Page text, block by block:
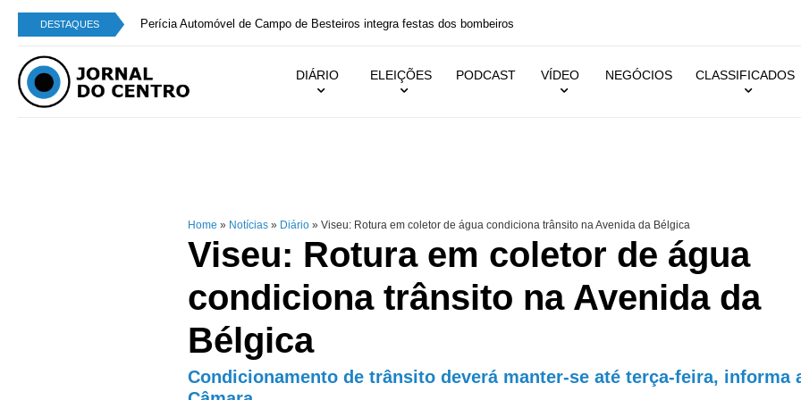
DESTAQUES Perícia Automóvel de Campo de Besteiros integra festas dos bombeiros
DIÁRIO ELEIÇÕES PODCAST VÍDEO NEGÓCIOS CLASSIFICADOS
Home » Notícias » Diário » Viseu: Rotura em coletor de água condiciona trânsito na Avenida da Bélgica
Viseu: Rotura em coletor de água
condiciona trânsito na Avenida da
Bélgica
Condicionamento de trânsito deverá manter-se até terça-feira, informa